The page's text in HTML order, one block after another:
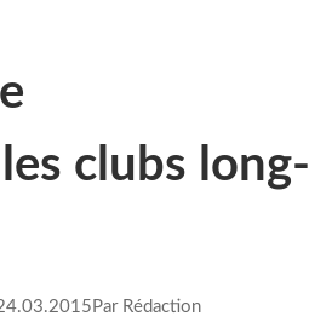
clubs long-
Par Rédaction